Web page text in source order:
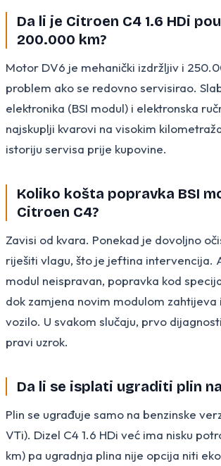
Da li je Citroen C4 1.6 HDi
200.000 km?
Motor DV6 je mehanički izdržljiv i
problem ako se redovno servisirao.
elektronika (BSI modul) i elektronska
najskuplji kvarovi na visokim
istoriju servisa prije kupovine.
Koliko košta popravka BSI
Citroen C4?
Zavisi od kvara. Ponekad je dovoljno
riješiti vlagu, što je jeftina intervencija.
modul neispravan, popravka kod
dok zamjena novim modulom zahtijeva
vozilo. U svakom slučaju, prvo
pravi uzrok.
Da li se isplati ugraditi plin
Plin se ugrađuje samo na benzinske
VTi). Dizel C4 1.6 HDi već ima nisku
km) pa ugradnja plina nije opcija niti